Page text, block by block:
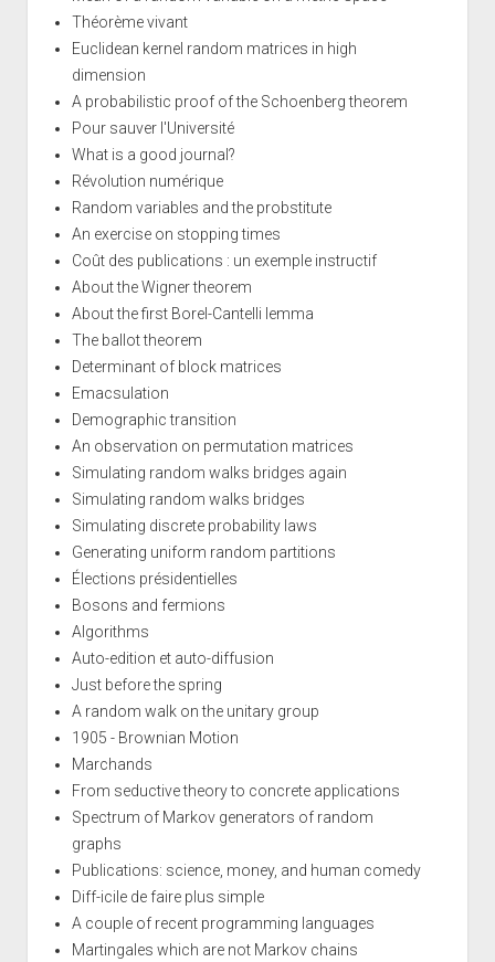
Théorème vivant
Euclidean kernel random matrices in high
dimension
A probabilistic proof of the Schoenberg theorem
Pour sauver l'Université
What is a good journal?
Révolution numérique
Random variables and the probstitute
An exercise on stopping times
Coût des publications : un exemple instructif
About the Wigner theorem
About the first Borel-Cantelli lemma
The ballot theorem
Determinant of block matrices
Emacsulation
Demographic transition
An observation on permutation matrices
Simulating random walks bridges again
Simulating random walks bridges
Simulating discrete probability laws
Generating uniform random partitions
Élections présidentielles
Bosons and fermions
Algorithms
Auto-edition et auto-diffusion
Just before the spring
A random walk on the unitary group
1905 - Brownian Motion
Marchands
From seductive theory to concrete applications
Spectrum of Markov generators of random
graphs
Publications: science, money, and human comedy
Diff-icile de faire plus simple
A couple of recent programming languages
Martingales which are not Markov chains